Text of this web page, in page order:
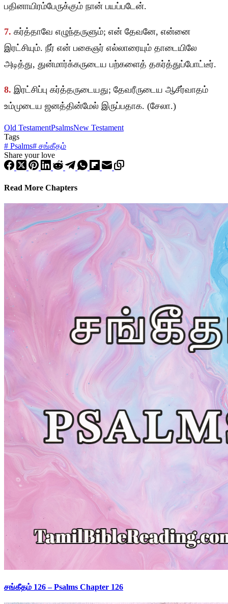
பதினாயிரம்பேருக்கும் நான் பயப்படேன்.
7. கர்த்தாவே எழுந்தருளும்; என் தேவனே, என்னை
இரட்சியும். நீர் என் பகைஞர் எல்லாரையும் தாடையிலே
அடித்து, துன்மார்க்கருடைய பற்களைத் தகர்த்துப்போட்டீர்.
8. இரட்சிப்பு கர்த்தருடையது; தேவரீருடைய ஆசீர்வாதம்
உம்முடைய ஜனத்தின்மேல் இருப்பதாக. (சேலா.)
Old TestamentPsalmsNew Testament
Tags
# Psalms# சங்கீதம்
Share your love
Read More Chapters
சங்கீதம் 126 – Psalms Chapter 126